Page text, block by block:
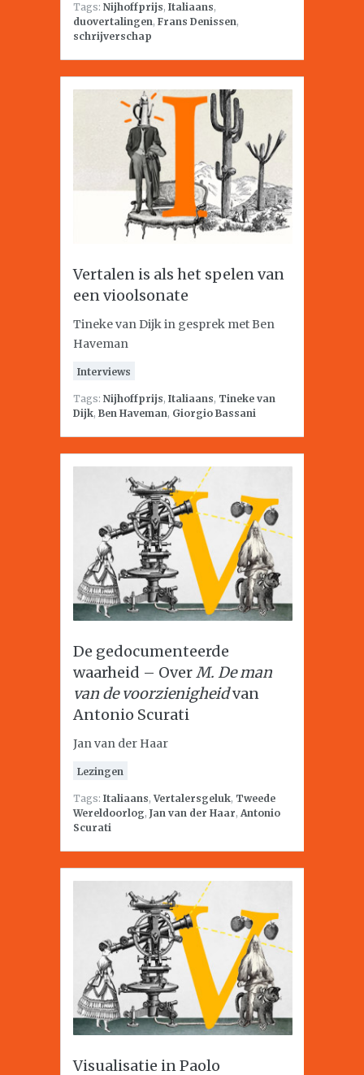
Tags: Nijhoffprijs, Italiaans,
duovertalingen, Frans Denissen,
schrijverschap
Vertalen is als het spelen van
een vioolsonate
Tineke van Dijk in gesprek met Ben
Haveman
Interviews
Tags: Nijhoffprijs, Italiaans, Tineke van
Dijk, Ben Haveman, Giorgio Bassani
De gedocumenteerde
waarheid – OverM. De man
van de voorzienigheidvan
Antonio Scurati
Jan van der Haar
Lezingen
Tags: Italiaans,Vertalersgeluk, Tweede
Wereldoorlog, Jan van der Haar, Antonio
Scurati
Visualisatie in Paolo